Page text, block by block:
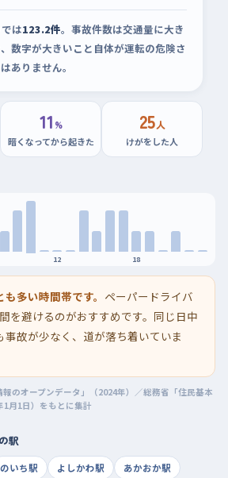
は123.2件。事故件数は交通量に大き
数字が大きいこと自体が運転の危険さ
ありません。
11 %
暗くなってから起きた
25人
けがをした人
12 18
多い時間帯です。 ペーパードライバ
を避けるのがおすすめです。同じ日中
事故が少なく、道が落ち着いていま
のオープンデータ」（2024年）／総務省「住民基本
1月1日）をもとに集計
駅
のいち駅 よしかわ駅
あかおか駅